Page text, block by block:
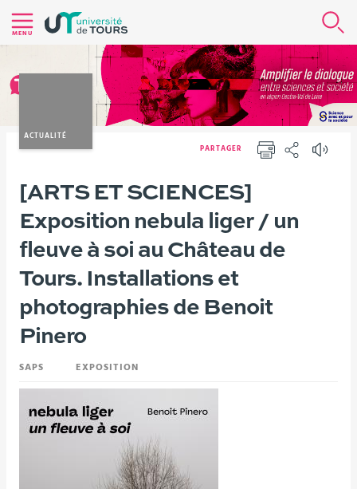
au
Navigation
Accès
Connexion
MENU
PARTAGER
ACTUALITÉ
Vous
ici :
Version française Nos actualités Evénements
[ARTS ET SCIENCES]
Exposition nebula liger / un
fleuve à soi au Château de
Tours. Installations et
photographies de Benoit
Pinero
SAPS EXPOSITION